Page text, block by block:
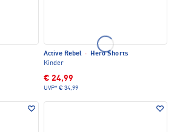
Active Rebel ·
Hero Shorts
Kinder
€ 24,99
UVP* € 34,99